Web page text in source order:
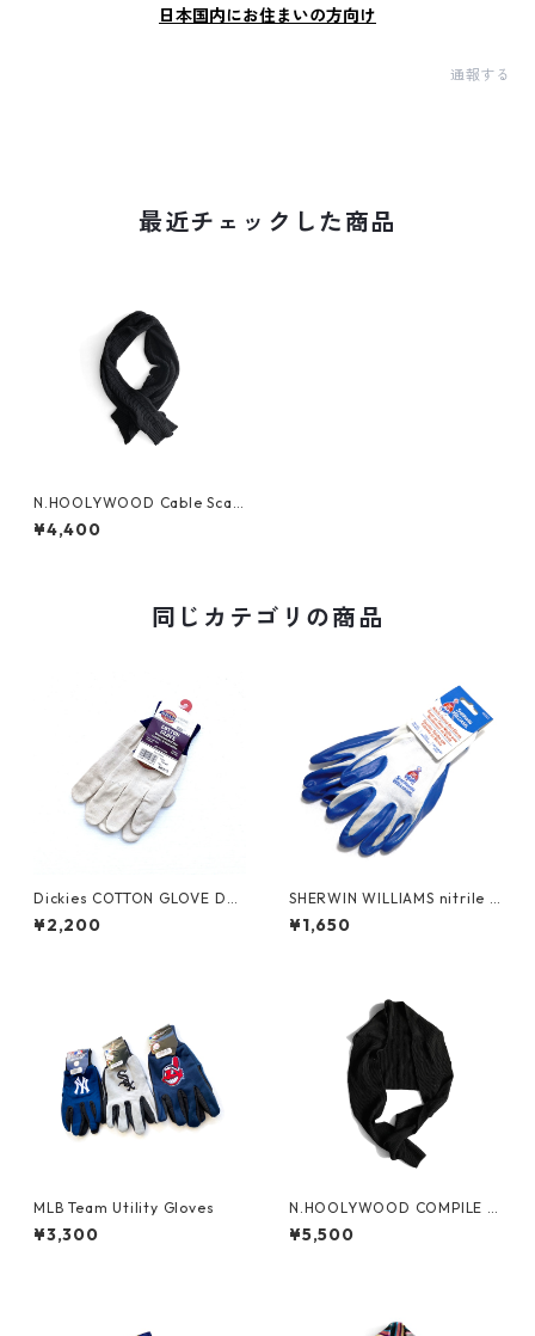
日本国内にお住まいの方向け
通報する
最近チェックした商品
N.HOOLYWOOD Cable Scar
f¥4,400
同じカテゴリの商品
Dickies COTTON GLOVE Dea
d Stock
¥2,200
SHERWIN WILLIAMS nitrile c
oated glove
¥1,650
MLB Team Utility Gloves
¥3,300
N.HOOLYWOOD COMPILE S
tole
¥5,500